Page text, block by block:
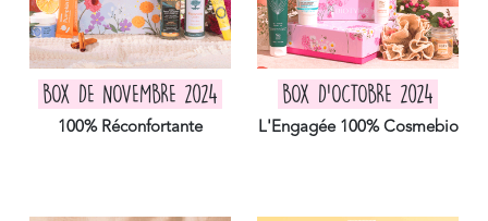
BOX DE NOVEMBRE 2024
100% Réconfortante
BOX D'OCTOBRE 2024
L'Engagée 100% Cosmebio